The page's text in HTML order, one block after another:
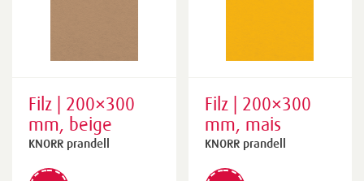
Filz | 200×300
mm, beige
KNORR prandell
Filz | 200×300
mm, mais
KNORR prandell